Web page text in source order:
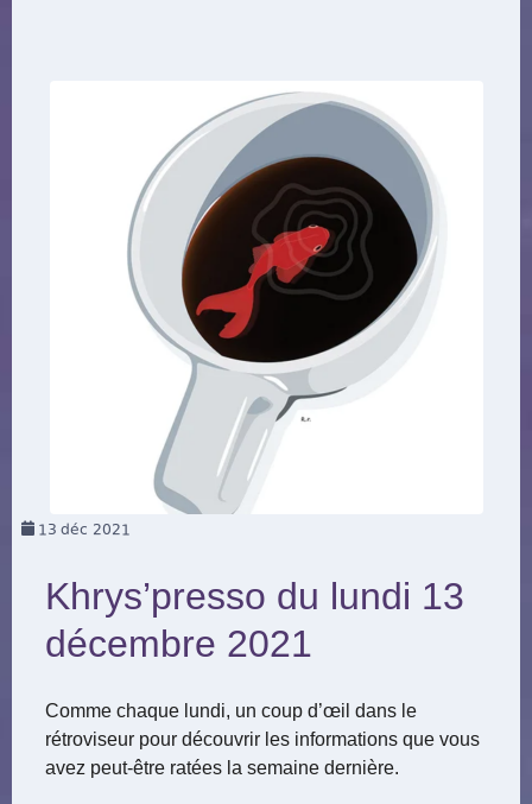
13 déc 2021
Khrys’presso du lundi 13
décembre 2021
Comme chaque lundi, un coup d’œil dans le
rétroviseur pour découvrir les informations que vous
avez peut-être ratées la semaine dernière.